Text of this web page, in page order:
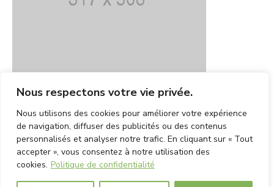
Nous respectons votre vie privée.
Nous utilisons des cookies pour améliorer votre expérience
de navigation, diffuser des publicités ou des contenus
personnalisés et analyser notre trafic. En cliquant sur « Tout
accepter », vous consentez à notre utilisation des
cookies. Politique de confidentialité